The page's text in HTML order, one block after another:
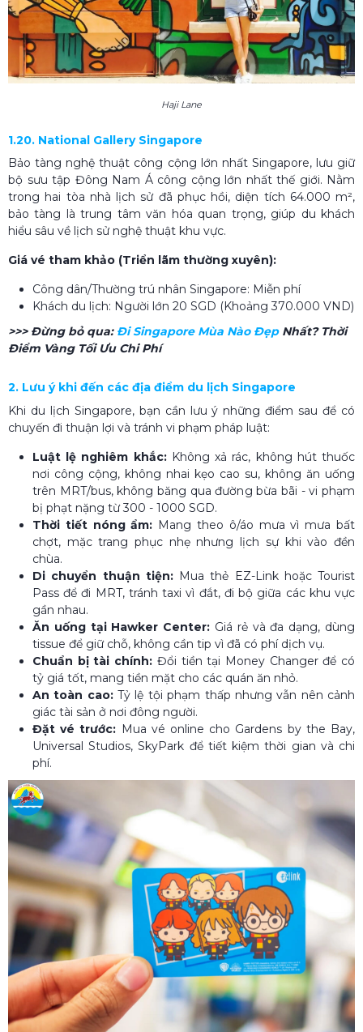
Haji Lane
1.20. National Gallery Singapore
Bảo tàng nghệ thuật công cộng lớn nhất Singapore, lưu giữ
bộ sưu tập Đông Nam Á công cộng lớn nhất thế giới. Nằm
trong hai tòa nhà lịch sử đã phục hồi, diện tích 64.000 m²,
bảo tàng là trung tâm văn hóa quan trọng, giúp du khách
hiểu sâu về lịch sử nghệ thuật khu vực.
Giá vé tham khảo (Triển lãm thường xuyên):
Công dân/Thường trú nhân Singapore: Miễn phí
Khách du lịch: Người lớn 20 SGD (Khoảng 370.000 VND)
>>> Đừng bỏ qua: Đi Singapore Mùa Nào Đẹp​ Nhất? Thời
Điểm Vàng Tối Ưu Chi Phí
2. Lưu ý khi đến các địa điểm du lịch Singapore​
Khi du lịch Singapore, bạn cần lưu ý những điểm sau để có
chuyến đi thuận lợi và tránh vi phạm pháp luật:
Luật lệ nghiêm khắc: Không xả rác, không hút thuốc
nơi công cộng, không nhai kẹo cao su, không ăn uống
trên MRT/bus, không băng qua đường bừa bãi - vi phạm
bị phạt nặng từ 300 - 1000 SGD.
Thời tiết nóng ẩm: Mang theo ô/áo mưa vì mưa bất
chợt, mặc trang phục nhẹ nhưng lịch sự khi vào đền
chùa.
Di chuyển thuận tiện: Mua thẻ EZ-Link hoặc Tourist
Pass để đi MRT, tránh taxi vì đắt, đi bộ giữa các khu vực
gần nhau.
Ăn uống tại Hawker Center: Giá rẻ và đa dạng, dùng
tissue để giữ chỗ, không cần tip vì đã có phí dịch vụ.
Chuẩn bị tài chính: Đổi tiền tại Money Changer để có
tỷ giá tốt, mang tiền mặt cho các quán ăn nhỏ.
An toàn cao:Tỷ lệ tội phạm thấp nhưng vẫn nên cảnh
giác tài sản ở nơi đông người.
Đặt vé trước: Mua vé online cho Gardens by the Bay,
Universal Studios, SkyPark để tiết kiệm thời gian và chi
phí.